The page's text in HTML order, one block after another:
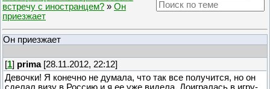
встречу с иностранцем? » Он
приезжает
Он приезжает
[1] prima[28.11.2012, 22:12]
Девочки! Я конечно не думала, что так все получится, но он